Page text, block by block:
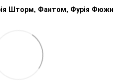
Шторм, Фантом, Фурія Фюжн